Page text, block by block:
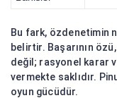
Bu fark, özdenetimin
belirtir. Başarının
değil; rasyonel karar
vermekte saklıdır.
oyun gücüdür.